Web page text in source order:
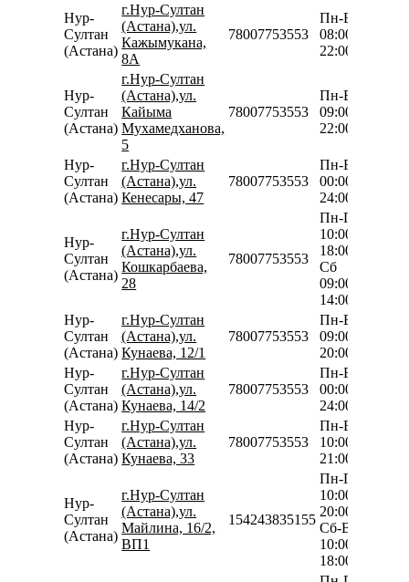
Нур-
Султан
(Астана)
г.Нур-Султан
(Астана),ул.
Кажымукана,
8А
78007753553
Пн-Вс
08:00-
22:00
Нур-
Султан
(Астана)
г.Нур-Султан
(Астана),ул.
Кайыма
Мухамедханова,
5
78007753553
Пн-Вс
09:00-
22:00
Нур-
Султан
(Астана)
г.Нур-Султан
(Астана),ул.
Кенесары, 47
78007753553
Пн-Вс
00:00-
24:00
Нур-
Султан
(Астана)
г.Нур-Султан
(Астана),ул.
Кошкарбаева,
28
78007753553
Пн-Пт
10:00-
18:00
Сб
09:00-
14:00
Нур-
Султан
(Астана)
г.Нур-Султан
(Астана),ул.
Кунаева, 12/1
78007753553
Пн-Вс
09:00-
20:00
Нур-
Султан
(Астана)
г.Нур-Султан
(Астана),ул.
Кунаева, 14/2
78007753553
Пн-Вс
00:00-
24:00
Нур-
Султан
(Астана)
г.Нур-Султан
(Астана),ул.
Кунаева, 33
78007753553
Пн-Вс
10:00-
21:00
Нур-
Султан
(Астана)
г.Нур-Султан
(Астана),ул.
Майлина, 16/2,
ВП1
154243835155
Пн-Пт
10:00-
20:00
Сб-Вс
10:00-
18:00